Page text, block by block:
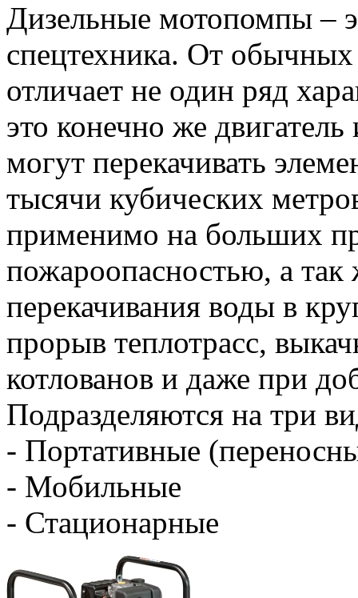
Дизельные мотопомпы –
спецтехника. От
отличает не один ряд
это конечно же
могут перекачивать
тысячи кубических
применимо на больших
пожароопасностью, а
перекачивания воды в
прорыв теплотрасс,
котлованов и даже при
Подразделяются на три
- Портативные
- Мобильные
- Стационарные